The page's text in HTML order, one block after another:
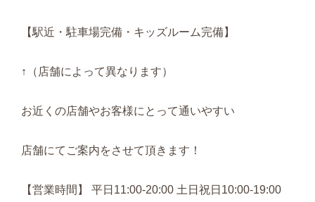
【駅近・駐車場完備・キッズルーム完備】
↑（店舗によって異なります）
お近くの店舗やお客様にとって通いやすい
店舗にてご案内をさせて頂きます！
【営業時間】 平日11:00-20:00 土日祝日10:00-19:00